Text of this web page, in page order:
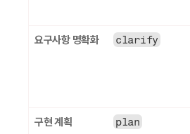
요구사항 명확화 clarify
구현 계획 plan